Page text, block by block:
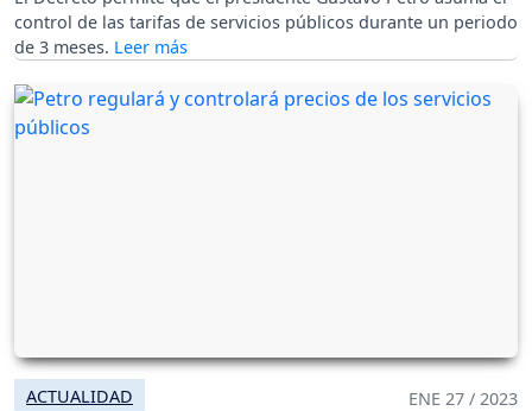
control de las tarifas de servicios públicos durante un periodo
de 3 meses.
ACTUALIDAD ENE 27 / 2023